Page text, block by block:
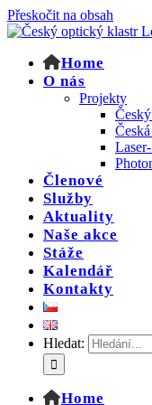
Přeskočit na obsah
Home
O nás
Projekty
Členové
Služby
Aktuality
Naše akce
Stáže
Kalendář
Kontakty
Hledat:
Home